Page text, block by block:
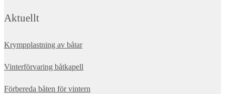
Aktuellt
Krympplastning av båtar
Vinterförvaring båtkapell
Förbereda båten för vintern